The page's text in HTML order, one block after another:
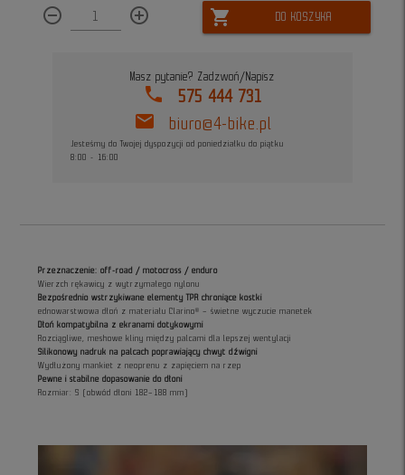
remove_circle_outline add_circle_outline shopping_cart DO KOSZYKA
Masz pytanie? Zadzwoń/Napisz
phone 575 444 731
mail biuro@4-bike.pl
Jesteśmy do Twojej dyspozycji od poniedziałku do piątku
8:00 - 16:00
Przeznaczenie: off-road / motocross / enduro
Wierzch rękawicy z wytrzymałego nylonu
Bezpośrednio wstrzykiwane elementy TPR chroniące kostki
ednowarstwowa dłoń z materiału Clarino® – świetne wyczucie manetek
Dłoń kompatybilna z ekranami dotykowymi
Rozciągliwe, meshowe kliny między palcami dla lepszej wentylacji
Silikonowy nadruk na palcach poprawiający chwyt dźwigni
Wydłużony mankiet z neoprenu z zapięciem na rzep
Pewne i stabilne dopasowanie do dłoni
Rozmiar: S (obwód dłoni 182–188 mm)